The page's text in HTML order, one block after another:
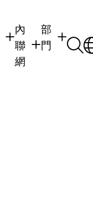
內
聯
網
部
門